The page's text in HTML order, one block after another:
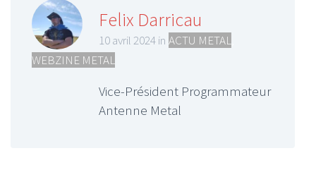
Felix Darricau
10 avril 2024 in ACTU METAL
WEBZINE METAL
Vice-Président Programmateur
Antenne Metal